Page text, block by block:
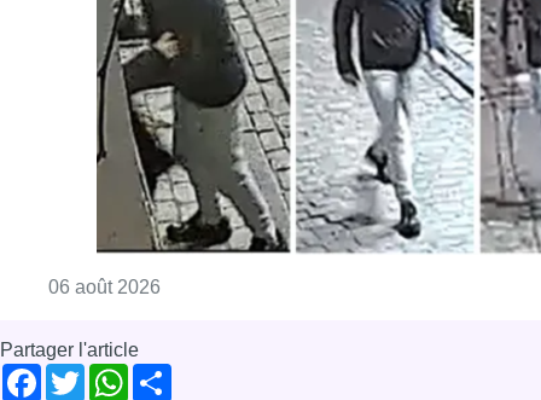
06 août 2026
Partager l'article
Facebook
TwitterWhatsApp